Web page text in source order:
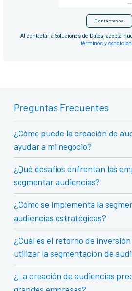
Contáctenos
Al contactar a Soluciones de Datos, acepta
términos y
Preguntas Frecuentes
¿Cómo puede la creación de
ayudar a mi negocio?
¿Qué desafíos enfrentan las
segmentar audiencias?
¿Cómo se implementa la
audiencias estratégicas?
¿Cuál es el retorno de inversión
utilizar la segmentación de
¿La creación de audiencias